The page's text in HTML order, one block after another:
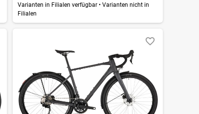
Varianten in Filialen verfügbar •Varianten nicht in
Filialen